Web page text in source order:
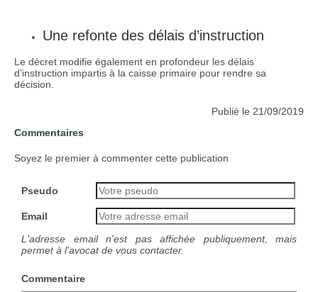
Une refonte des délais d’instruction
Le décret modifie également en profondeur les délais
d’instruction impartis à la caisse primaire pour rendre sa
décision.
Publié le 21/09/2019
Commentaires
Soyez le premier à commenter cette publication
Pseudo
Email
L'adresse email n'est pas affichée publiquement, mais
permet à l'avocat de vous contacter.
Commentaire